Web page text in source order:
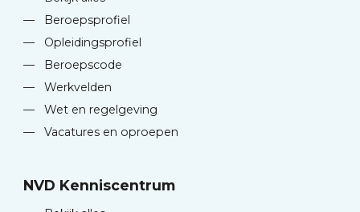
—
Beroepsprofiel
—
Opleidingsprofiel
—
Beroepscode
—
Werkvelden
—
Wet en regelgeving
—
Vacatures en oproepen
NVD Kenniscentrum